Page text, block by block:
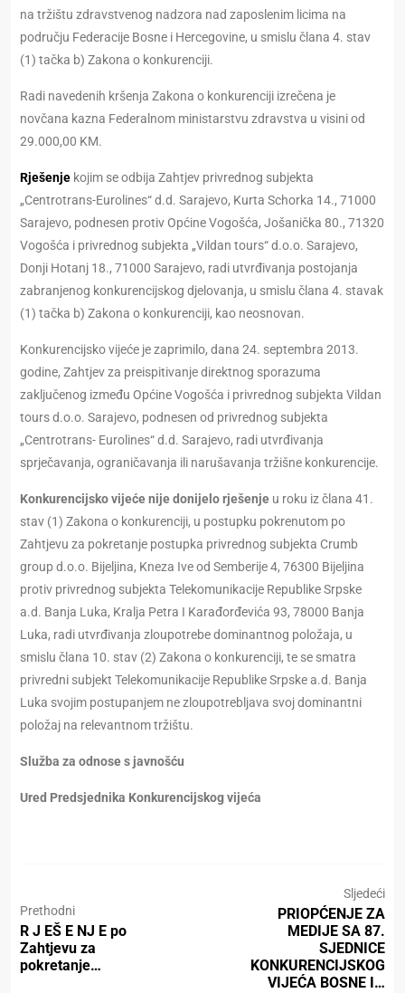
na tržištu zdravstvenog nadzora nad zaposlenim licima na
području Federacije Bosne i Hercegovine, u smislu člana 4. stav
(1) tačka b) Zakona o konkurenciji.
Radi navedenih kršenja Zakona o konkurenciji izrečena je
novčana kazna Federalnom ministarstvu zdravstva u visini od
29.000,00 KM.
Rješenje kojim se odbija Zahtjev privrednog subjekta
„Centrotrans-Eurolines“ d.d. Sarajevo, Kurta Schorka 14., 71000
Sarajevo, podnesen protiv Općine Vogošća, Jošanička 80., 71320
Vogošća i privrednog subjekta „Vildan tours“ d.o.o. Sarajevo,
Donji Hotanj 18., 71000 Sarajevo, radi utvrđivanja postojanja
zabranjenog konkurencijskog djelovanja, u smislu člana 4. stavak
(1) tačka b) Zakona o konkurenciji, kao neosnovan.
Konkurencijsko vijeće je zaprimilo, dana 24. septembra 2013.
godine, Zahtjev za preispitivanje direktnog sporazuma
zaključenog između Općine Vogošća i privrednog subjekta Vildan
tours d.o.o. Sarajevo, podnesen od privrednog subjekta
„Centrotrans- Eurolines“ d.d. Sarajevo, radi utvrđivanja
sprječavanja, ograničavanja ili narušavanja tržišne konkurencije.
Konkurencijsko vijeće nije donijelo rješenje u roku iz člana 41.
stav (1) Zakona o konkurenciji, u postupku pokrenutom po
Zahtjevu za pokretanje postupka privrednog subjekta Crumb
group d.o.o. Bijeljina, Kneza Ive od Semberije 4, 76300 Bijeljina
protiv privrednog subjekta Telekomunikacije Republike Srpske
a.d. Banja Luka, Kralja Petra I Karađorđevića 93, 78000 Banja
Luka, radi utvrđivanja zloupotrebe dominantnog položaja, u
smislu člana 10. stav (2) Zakona o konkurenciji, te se smatra
privredni subjekt Telekomunikacije Republike Srpske a.d. Banja
Luka svojim postupanjem ne zloupotrebljava svoj dominantni
položaj na relevantnom tržištu.
Služba za odnose s javnošću
Ured Predsjednika Konkurencijskog vijeća
Prethodni
R J EŠ E NJ E po
Zahtjevu za
pokretanje…
Sljedeći
PRIOPĆENJE ZA
MEDIJE SA 87.
SJEDNICE
KONKURENCIJSKOG
VIJEĆA BOSNE I…